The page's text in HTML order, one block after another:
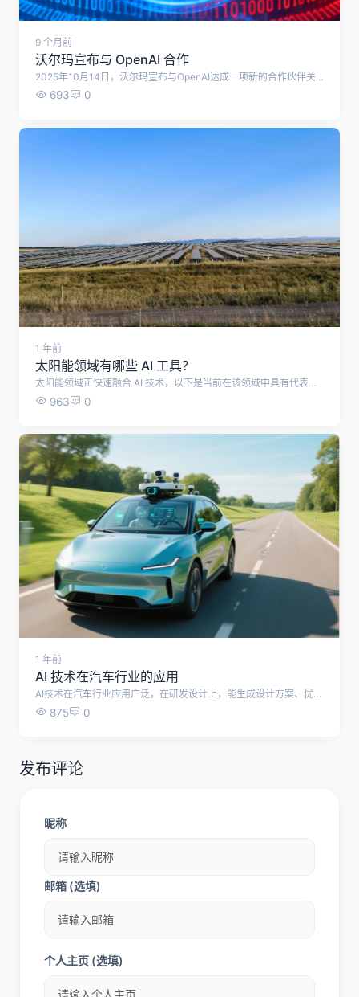
9 个月前
沃尔玛宣布与 OpenAI 合作
2025年10月14日，沃尔玛宣布与OpenAI达成一项新的合作伙伴关系： 合作内容：消费者将能够通过AI聊天机器人ChatGPT直接购买沃尔玛的商品，包括杂货（不含生鲜食品）、家庭日用品等，并实现即时结账。山姆会员店会员还可在与AI对话过程中规划膳食、补充日常必需品，并发现新的商品。顾客需先将沃尔玛账户与ChatGPT应用进行绑定，之后在购物时点击ChatGPT应用内的“购买”按钮即可完成下单。该功能计划在今年秋季晚些时候正式上线，届时也将支持第三方卖家的商品。 合作意义：此次合作将帮助零售商更深入地了解并预测客户需求，从而让线上购物体验变得更加个性化和主动化，不再仅仅是被动响应用户搜索。 双方合作基础：沃尔玛与OpenAI在其他业务领域已有合作基础，其内部团队已采用OpenAI认证课程及ChatGPT Enterprise企业版工具。 沃尔玛的AI布局：除了与OpenAI的合作，沃尔玛还推出了自研的生成式AI购物助手“Sparky”，旨在帮助顾客发现、比较商品并完成购买。未来，该功能将进一步扩展，支持自动复购、服务预约，并能理解来自文本、图像、音频和视频等多模态输入信息。
693 0
1 年前
太阳能领域有哪些 AI 工具？
太阳能领域正快速融合 AI 技术，以下是当前在该领域中具有代表性的 AI 工具与平台，按用途分类整理： ? 一、太阳能项目选址与可行性分析 1. Aurora Solar（aurorasolar.com) 功能：屋顶建模、日照分析、经济性预测 技术：使用 AI 图像识别分析航拍图，自动识别屋顶尺寸和倾斜度 适用对象：住宅/商业屋顶光伏开发者 2. PVGIS + AI增强工具 功能：结合卫星气象数据与 AI 模型进行光照模拟和发电量预测 平台：由欧盟开发，可集成 AI 模型自行扩展 ? 二、太阳能系统性能监测与预测维护（O\&M） 3. Raptor Maps（raptormaps.com) 功能：无人机+AI 图像识别检测光伏面板故障（如热点、碎裂、污染） 技术：深度学习自动识别热成像数据 适用对象：太阳能电站运营商、资产管理公司 4. SenseHawk（被 Reliance 收购） 功能：用 AI 进行太阳能电站生命周期管理，从设计、施工到运维 亮点：数字孪生模型、故障预测、运维效率提升 ? 三、电站级发电预测与调度优化 5. Xendee 功能：微电网与多能系统（含太阳能）AI 优化模拟平台 用途：经济运行优化、容量规划、储能调度优化 6. Autogrid Flex 功能：AI预测负荷与太阳能产出，实时电网调度优化 适用对象：电力公司、能源服务商、聚合商（VPP） ? 四、全球资源分析与GIS应用 7. Solargis + AI（solargis.com) 功能：太阳辐射预测、建模、损失分析 AI用途：用于自动清洗数据、降噪、填补遥感缺失 8. Google Project Sunroof 功能：使用 AI + 卫星图像估算某一地址的太阳能潜力 适合：用户自助查询装太阳能是否划算（美国可用） ? 五、开发者工具 & 开源资源 9. pvlib-python + AI 模块集成 功能：开源光伏建模库，适合与机器学习框架结合，如： 使用 scikit-learn / XGBoost 做发电量预测 结合 TensorFlow 实现组件级健康预测 10. SolarAI Technologies（亚洲新兴平台） 服务：结合 Google Earth + AI 识别建筑屋顶，做户用光伏推广、商机推荐 目标：为销售团队提供自动线索生成与客户分析 ? 典型AI应用方向小结： 领域 AI应用举例 项目选址 卫星图像识别、屋顶建模、光照模拟 系统监测 无人机图像分析、热成像故障识别 发电预测 天气+历史数据机器学习建模 运维优化 故障预测、数字孪生、维护建议 智能营销 潜在客户自动识别、报价模拟 （ ChatGPT推荐 ）
963 0
1 年前
AI 技术在汽车行业的应用
AI技术在汽车行业应用广泛，在研发设计上，能生成设计方案、优化虚拟仿真测试；生产制造中，智能机器人提高效率与质量，AI用于检测和流程优化；自动驾驶方面，实现环境感知、决策与路径规划；智能座舱里，多模态交互和智能显示提升体验；售后服务时，可诊断预测故障、提供客户服务；在销售和市场分析中，能预测趋势、精准营销。 研发设计 方案生成与优化：AI算法能根据市场需求和消费者喜好，快速生成多种汽车外形、内饰设计方案。还可通过大模型技术筛选参数，优化设计，缩短设计、验证和修改周期。 虚拟仿真测试：利用AI进行车辆性能、安全性等方面的虚拟仿真测试，如车身气密性仿真、喷涂仿真等，减少实际测试次数，降低研发成本。 生产制造 智能机器人装配：智能机器人可精确完成复杂装配任务，通过内置传感器和智能控制系统，实时监测零部件尺寸精度、装配紧密程度等参数并及时调整。 质量检测：AI视觉检测系统对生产线上的质量图片进行分析计算，能自动识别缺陷并警告、推送责任人处理，还可自动生成统计报表。 生产流程优化：通过分析生产数据，AI找出瓶颈环节和潜在质量问题，实现生产效率最大化和产品质量最优化。数字孪生技术可创建物理车辆的虚拟副本，用于测试产品性能，优化制造过程。 自动驾驶 环境感知与决策：依靠车载传感器、摄像头和雷达收集环境信息，由AI算法分析处理，实现车辆自主导航和决策，如自适应巡航、自动紧急制动等。 路径规划：根据实时路况和目的地，AI为车辆规划最优行驶路径，同时考虑交通规则、行人等因素，确保行驶安全和高效。 智能座舱 语音交互：语音助手可识别和理解驾驶员的语音指令，实现导航、音乐播放、车窗控制等功能，让驾驶员专注于驾驶。 情感交互：通过监测驾驶员的表情、情绪等，提供情感陪伴和个性化服务，如根据驾驶员情绪调整车内氛围灯、音乐等。 售后服务 故障诊断与预测：基于车辆传感器数据和历史维修记录，AI可预测车辆可能出现的故障，提醒车主及时保养和维修。在维修时，AI系统能快速定位故障原因，提供维修方案建议。 客户服务：AI驱动的虚拟助手在售前、售中和售后为客户提供支持，解答产品咨询、处理投诉等，提供24小时不间断服务，提高客户满意度。 供应链管理 需求预测：AI通过分析市场趋势、消费者行为等数据，帮助汽车制造商预测未来市场需求，以便合理安排生产计划和原材料采购。 库存管理与物流优化：优化库存管理，减少库存积压和缺货现象。同时，AI优化物流配送路线和计划，提高物流效率，降低成本。
875 0
发布评论
昵称
邮箱 (选填)
个人主页 (选填)